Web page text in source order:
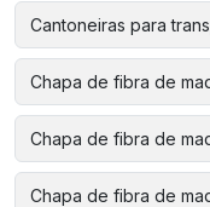
Cantoneiras para
Chapa de fibra de
Chapa de fibra de
Chapa de fibra de